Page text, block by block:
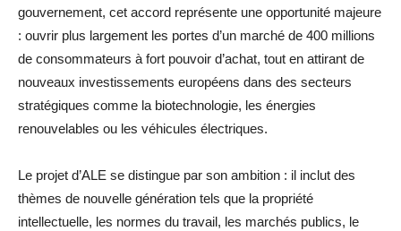
gouvernement, cet accord représente une opportunité majeure
: ouvrir plus largement les portes d’un marché de 400 millions
de consommateurs à fort pouvoir d’achat, tout en attirant de
nouveaux investissements européens dans des secteurs
stratégiques comme la biotechnologie, les énergies
renouvelables ou les véhicules électriques.
Le projet d’ALE se distingue par son ambition : il inclut des
thèmes de nouvelle génération tels que la propriété
intellectuelle, les normes du travail, les marchés publics, le